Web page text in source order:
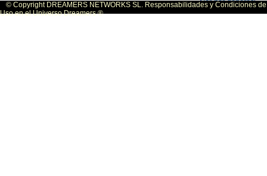
© Copyright DREAMERS NETWORKS SL. Responsabilidades y Condiciones de
Uso en el Universo Dreamers ®